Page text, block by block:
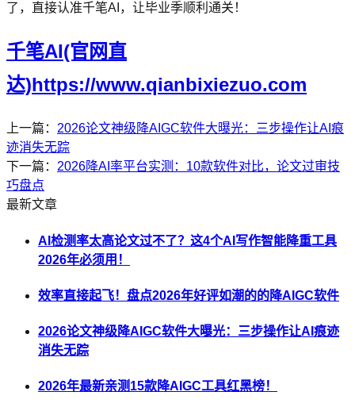
了，直接认准千笔AI，让毕业季顺利通关！
千笔AI(官网直
达)https://www.qianbixiezuo.com
上一篇： 2026论文神级降AIGC软件大曝光：三步操作让AI痕
迹消失无踪
下一篇： 2026降AI率平台实测：10款软件对比，论文过审技
巧盘点
最新文章
AI检测率太高论文过不了？这4个AI写作智能降重工具
2026年必须用！
效率直接起飞！盘点2026年好评如潮的的降AIGC软件
2026论文神级降AIGC软件大曝光：三步操作让AI痕迹
消失无踪
2026年最新亲测15款降AIGC工具红黑榜！